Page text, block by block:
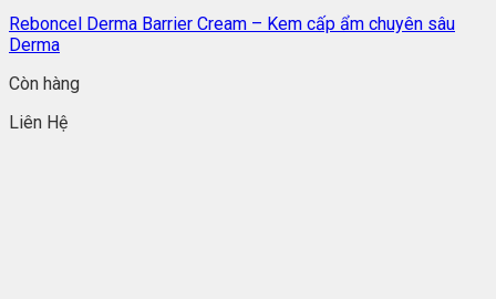
Reboncel Derma Barrier Cream – Kem cấp ẩm chuyên sâu
Derma
Còn hàng
Liên Hệ